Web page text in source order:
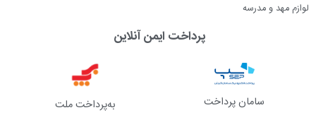
لوازم مهد و مدرسه
پرداخت ایمن آنلاین
سامان پرداخت به‌پرداخت ملت